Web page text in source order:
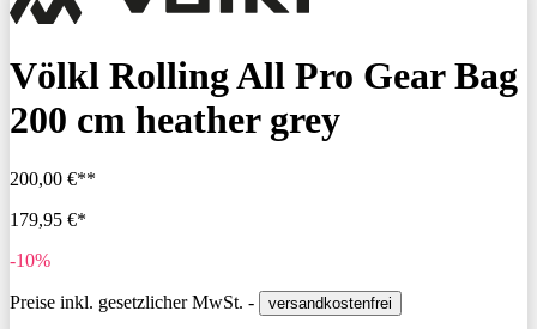
Völkl Rolling All Pro Gear Bag
200 cm heather grey
200,00 €**
179,95 €*
-10%
Preise inkl. gesetzlicher MwSt. - versandkostenfrei